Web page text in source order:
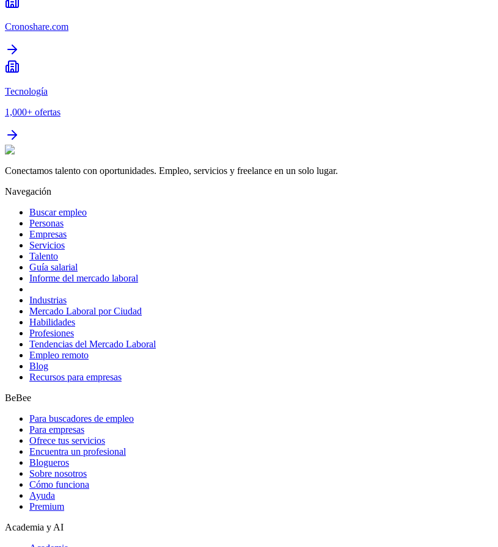
Cronoshare.com
Tecnología
1,000+ ofertas
Conectamos talento con oportunidades. Empleo, servicios y freelance en un solo lugar.
Navegación
Buscar empleo
Personas
Empresas
Servicios
Talento
Guía salarial
Informe del mercado laboral
Industrias
Mercado Laboral por Ciudad
Habilidades
Profesiones
Tendencias del Mercado Laboral
Empleo remoto
Blog
Recursos para empresas
BeBee
Para buscadores de empleo
Para empresas
Ofrece tus servicios
Encuentra un profesional
Blogueros
Sobre nosotros
Cómo funciona
Ayuda
Premium
Academia y AI